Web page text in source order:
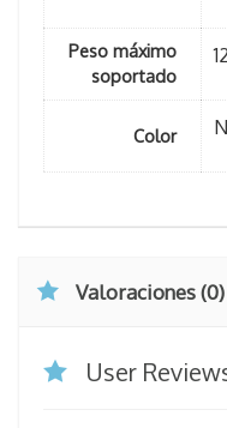
Peso máximo
soportado
Color
Valoraciones (0)
User